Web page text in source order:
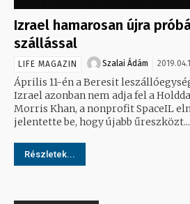
Izrael hamarosan újra
szállással
LIFE MAGAZIN Szalai Ádám
Április 11-én a Beresit
Izrael azonban nem adja fel a
Morris Khan, a nonprofit SpaceIL
jelentette be, hogy újabb űreszközt...
Részletek...